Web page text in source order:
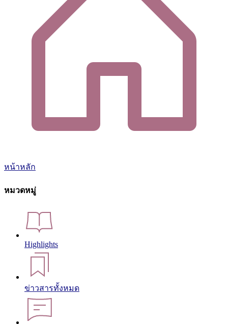
หน้าหลัก
หมวดหมู่
Highlights
ข่าวสารทั้งหมด